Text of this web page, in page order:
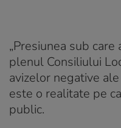
„Presiunea sub
plenul Consiliului
avizelor negative
este o realitate pe
public.